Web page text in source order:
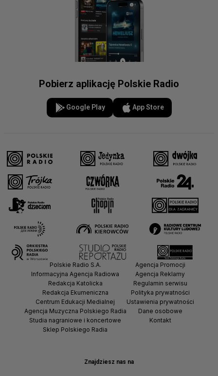
Pobierz aplikację Polskie Radio
Google Play App Store
Znajdziesz nas na
Polskie Radio S.A.
Informacyjna Agencja Radiowa
Redakcja Katolicka
Redakcja Ekumeniczna
Centrum Edukacji Medialnej
Agencja Muzyczna Polskiego Radia
Studia nagraniowe i koncertowe
Sklep Polskiego Radia
Agencja Promocji
Agencja Reklamy
Regulamin serwisu
Polityka prywatności
Ustawienia prywatności
Dane osobowe
Kontakt